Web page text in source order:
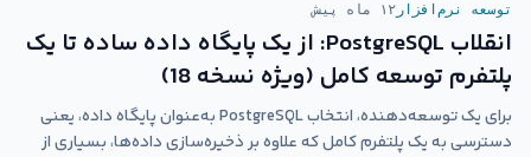
توسعه نرم‌افزار ۱۲ ماه پیش
انقلاب PostgreSQL: از یک پایگاه داده ساده تا یک
پلتفرم توسعه کامل (ویژه نسخه 18)
برای یک توسعه‌دهنده، انتخاب PostgreSQL به‌عنوان پایگاه داده، یعنی
دسترسی به یک پلتفرم کامل که علاوه بر ذخیره‌سازی داده‌ها، بسیاری از